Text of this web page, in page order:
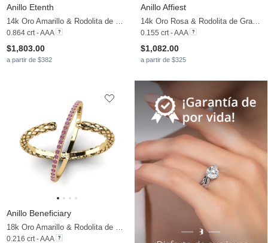
Anillo Etenth
0.864 crt - AAA
$1,803.00
a partir de $382
Anillo Affiest
0.155 crt - AAA
$1,082.00
a partir de $325
Anillo Beneficiary
0.216 crt - AAA